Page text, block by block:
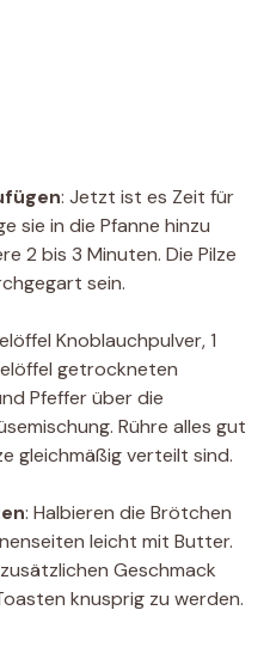
: Jetzt ist es Zeit für
sie in die Pfanne hinzu
2 bis 3 Minuten. Die Pilze
sein.
Knoblauchpulver, 1
getrockneten
Pfeffer über die
Rühre alles gut
gleichmäßig verteilt sind.
: Halbieren die Brötchen
leicht mit Butter.
Geschmack
knusprig zu werden.